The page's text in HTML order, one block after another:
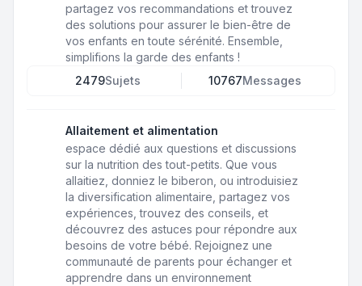
partagez vos recommandations et trouvez
des solutions pour assurer le bien-être de
vos enfants en toute sérénité. Ensemble,
simplifions la garde des enfants !
2479Sujets 10767Messages
Allaitement et alimentation
espace dédié aux questions et discussions
sur la nutrition des tout-petits. Que vous
allaitiez, donniez le biberon, ou introduisiez
la diversification alimentaire, partagez vos
expériences, trouvez des conseils, et
découvrez des astuces pour répondre aux
besoins de votre bébé. Rejoignez une
communauté de parents pour échanger et
apprendre dans un environnement